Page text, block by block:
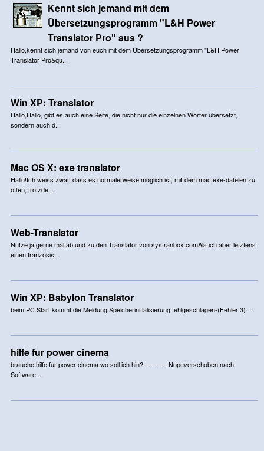
Kennt sich jemand mit dem
Übersetzungsprogramm "L&H Power
Translator Pro" aus ?
Hallo,kennt sich jemand von euch mit dem Übersetzungsprogramm "L&H Power
Translator Pro&qu...
Win XP: Translator
Hallo,Hallo, gibt es auch eine Seite, die nicht nur die einzelnen Wörter übersetzt,
sondern auch d...
Mac OS X: exe translator
Hallo!Ich weiss zwar, dass es normalerweise möglich ist, mit dem mac exe-dateien zu
öffen, trotzde...
Web-Translator
Nutze ja gerne mal ab und zu den Translator von systranbox.comAls ich aber letztens
einen französis...
Win XP: Babylon Translator
beim PC Start kommt die Meldung:Speicherinitialisierung fehlgeschlagen-(Fehler 3). ...
hilfe fur power cinema
brauche hilfe fur power cinema.wo soll ich hin? ----------Nopeverschoben nach
Software ...